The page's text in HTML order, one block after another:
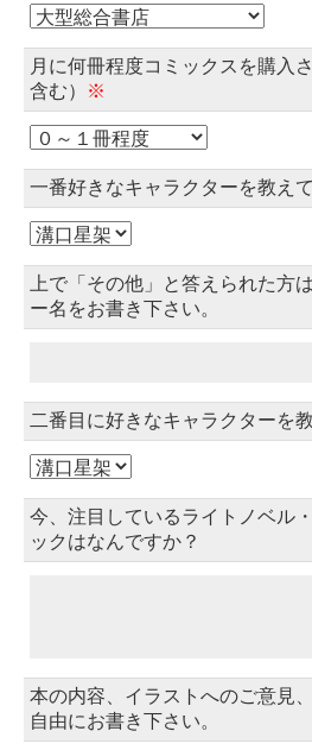
月に何冊程度コミックスを購入
含む）
※
一番好きなキャラクターを教えて
上で「その他」と答えられた方
ー名をお書き下さい。
二番目に好きなキャラクターを
今、注目しているライトノベル
ックはなんですか？
本の内容、イラストへのご意見
自由にお書き下さい。